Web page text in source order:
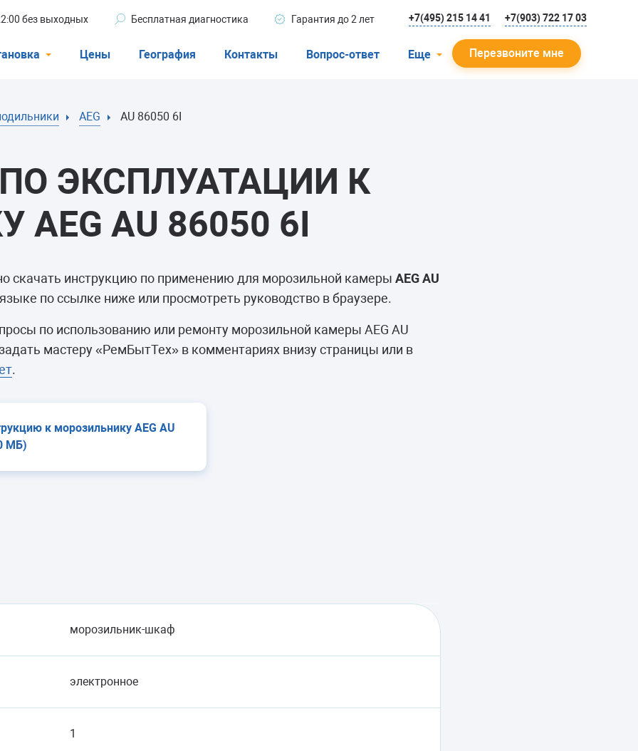
без выходных Бесплатная диагностика Гарантия до 2 лет +7(495) 215 14 41 +7(903) 722 17 03
Посудомоечные машины
Цены География Контакты Вопрос-ответ Еще Перезвоните мне
AEG AU 86050 6I
ЭКСПЛУАТАЦИИ К
AU 86050 6I
скачать инструкцию по применению для морозильной камеры AEG AU
по ссылке ниже или просмотреть руководство в браузере.
по использованию или ремонту морозильной камеры AEG AU
мастеру «РемБытТех» в комментариях внизу страницы или в
.
к морозильнику AEG AU
МБ)
морозильник-шкаф
электронное
1